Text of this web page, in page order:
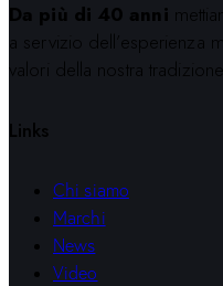
Da più di 40 anni
a servizio dell’esperienza
valori della nostra tradizione.
Links
Chi siamo
Marchi
News
Video